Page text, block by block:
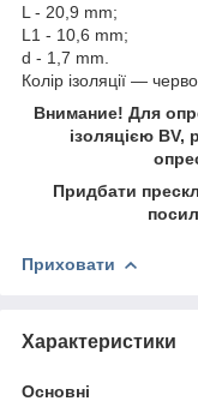
L - 20,9 mm;
L1 - 10,6 mm;
d - 1,7 mm.
Колір ізоляції —
Внимание! Для
ізоляцією
Придбати
Приховати
Характеристики
Основні